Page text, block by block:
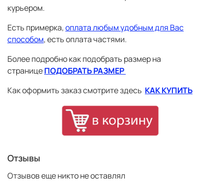
* рассчитывается расстояние от точки основания шеи до
запястья
Более подробно как подобрать размер на
Как оформить заказ смотрите здесь
КАК КУПИТЬ
курьером.
Есть примерка,оплата любым удобным для Вас
способом, есть оплата частями.
Более подробно как подобрать размер на
страницеПОДОБРАТЬ РАЗМЕР
Как оформить заказ смотрите здесь КАК КУПИТЬ
Отзывы
Отзывов еще никто не оставлял